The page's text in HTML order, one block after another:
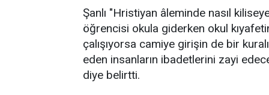
Şanlı "Hristiyan âleminde nasıl
öğrencisi okula giderken okul
çalışıyorsa camiye girişin de bir
eden insanların ibadetlerini zayi
diye belirtti.